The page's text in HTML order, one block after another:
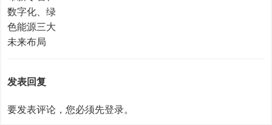
发表回复
要发表评论，您必须先登录。